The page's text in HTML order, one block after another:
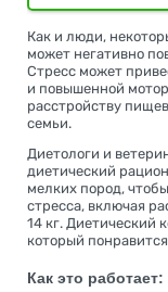
Как и люди,
может негативно
Стресс может
и повышенной
расстройству
семьи.
Диетологи и
диетический
мелких пород,
стресса, включая
14 кг. Диетический
который
Как это работает: